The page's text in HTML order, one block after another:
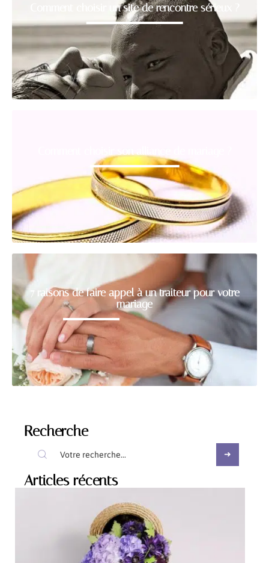
Comment choisir un site de rencontre sérieux ?
Comment choisir son alliance de mariage ?
7 raisons de faire appel à un traiteur pour votre
mariage
Recherche
Articles récents